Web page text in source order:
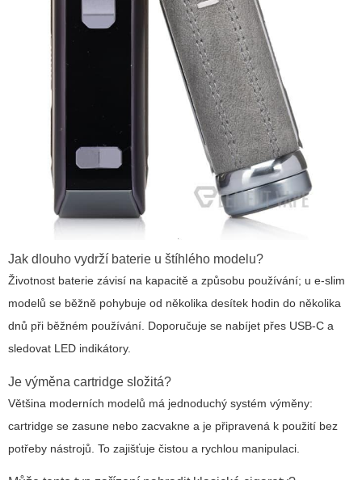
Jak dlouho vydrží baterie u štíhlého modelu?
Životnost baterie závisí na kapacitě a způsobu používání; u e-slim
modelů se běžně pohybuje od několika desítek hodin do několika
dnů při běžném používání. Doporučuje se nabíjet přes USB-C a
sledovat LED indikátory.
Je výměna cartridge složitá?
Většina moderních modelů má jednoduchý systém výměny:
cartridge se zasune nebo zacvakne a je připravená k použití bez
potřeby nástrojů. To zajišťuje čistou a rychlou manipulaci.